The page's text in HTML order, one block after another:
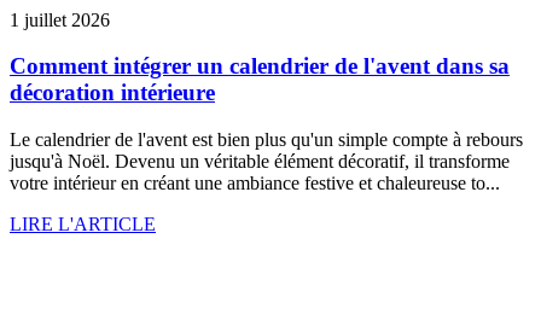
1 juillet 2026
Comment intégrer un calendrier de l'avent dans sa
décoration intérieure
Le calendrier de l'avent est bien plus qu'un simple compte à rebours
jusqu'à Noël. Devenu un véritable élément décoratif, il transforme
votre intérieur en créant une ambiance festive et chaleureuse to...
LIRE L'ARTICLE